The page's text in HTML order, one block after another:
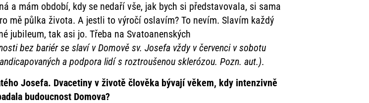
a mám období, kdy se nedaří vše, jak bych si představovala, si sama
mě půlka života. A jestli to výročí oslavím? To nevím. Slavím každý
jubileum, tak asi jo. Třeba na Svatoanenských
bez bariér se slaví v Domově sv. Josefa vždy v červenci v sobotu
a podpora lidí s roztroušenou sklerózou. Pozn. aut.).
Josefa. Dvacetiny v životě člověka bývají věkem, kdy intenzivně
budoucnost Domova?